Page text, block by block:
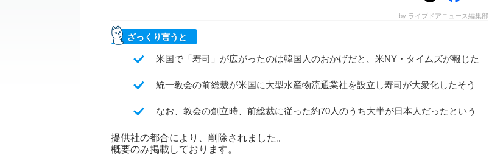
by ライブドアニュース編集部
ざっくり言うと
米国で「寿司」が広がったのは韓国人のおかげだと、米NY・タイムズが報じた
統一教会の前総裁が米国に大型水産物流通業社を設立し寿司が大衆化したそう
なお、教会の創立時、前総裁に従った約70人のうち大半が日本人だったという
提供社の都合により、削除されました。
概要のみ掲載しております。